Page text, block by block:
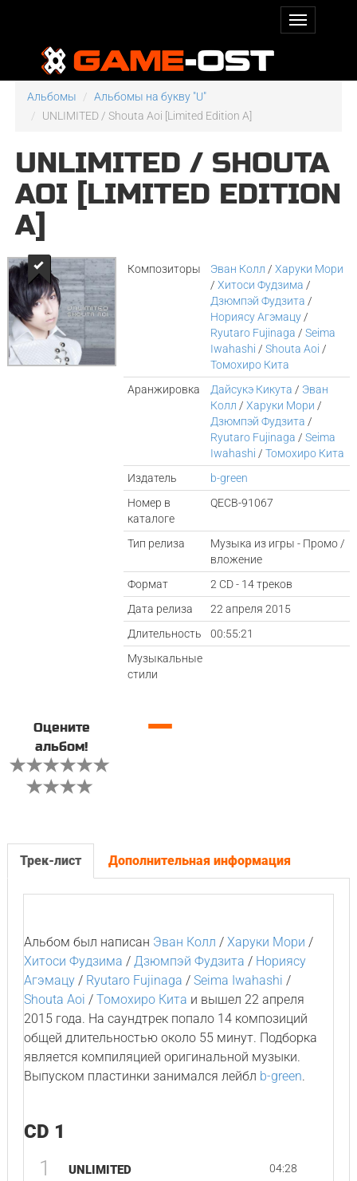
Альбомы
Альбомы на букву "U"
UNLIMITED / Shouta Aoi [Limited Edition A]
UNLIMITED / SHOUTA
AOI [LIMITED EDITION
A]
Композиторы Эван Колл /Харуки Мори
/Хитоси Фудзима /
Дзюмпэй Фудзита /
Нориясу Агэмацу /
Ryutaro Fujinaga /Seima
Iwahashi /Shouta Aoi /
Томохиро Кита
Аранжировка
Дайсукэ Кикута / Эван
Колл /Харуки Мори /
Дзюмпэй Фудзита /
Ryutaro Fujinaga /Seima
Iwahashi /Томохиро Кита
Издатель
b-green
Номер в
каталоге
QECB-91067
Тип релиза
Музыка из игры - Промо /
вложение
Формат
2 CD - 14 треков
Дата релиза
22 апреля 2015
Длительность
00:55:21
Музыкальные
стили
Оцените
альбом!
—
Трек-лист Дополнительная информация
Альбом был написан Эван Колл / Харуки Мори /
Хитоси Фудзима / Дзюмпэй Фудзита / Нориясу
Агэмацу/ Ryutaro Fujinaga / Seima Iwahashi /
Shouta Aoi / Томохиро Кита и вышел 22 апреля
2015 года. На саундтрек попало 14 композиций
общей длительностью около 55 минут. Подборка
является компиляцией оригинальной музыки.
Выпуском пластинки занимался лейбл b-green.
CD 1
1 UNLIMITED 04:28